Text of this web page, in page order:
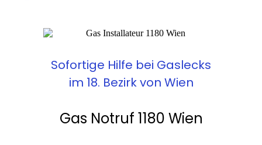
Sofortige Hilfe bei Gaslecks
im 18. Bezirk von Wien
Gas Notruf 1180 Wien